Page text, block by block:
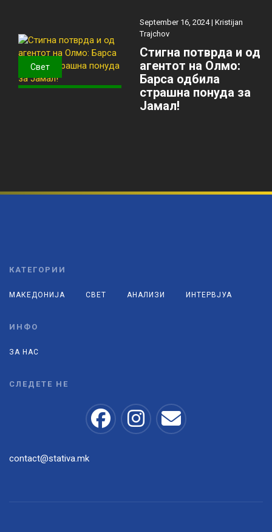
Свет
September 16, 2024 | Kristijan
Trajchov
Стигна потврда и од
агентот на Олмо:
Барса одбила
страшна понуда за
Јамал!
КАТЕГОРИИ
МАКЕДОНИЈА СВЕТ АНАЛИЗИ ИНТЕРВЈУА
ИНФО
ЗА НАС
СЛЕДЕТЕ НЕ
contact@stativa.mk